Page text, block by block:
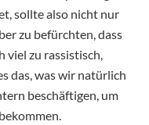
sollte also nicht nur
zu befürchten, dass
viel zu rassistisch,
das, was wir natürlich
beschäftigen, um